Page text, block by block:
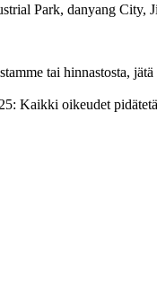
Park, danyang City,
tai hinnastosta,
Kaikki oikeudet